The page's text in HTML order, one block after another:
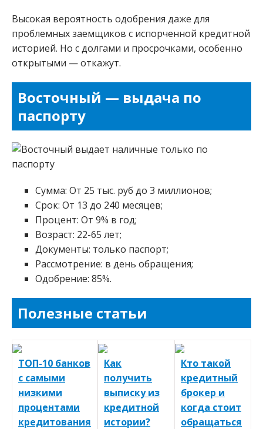
Высокая вероятность одобрения даже для
проблемных заемщиков с испорченной кредитной
историей. Но с долгами и просрочками, особенно
открытыми — откажут.
Восточный — выдача по
паспорту
Сумма: От 25 тыс. руб до 3 миллионов;
Срок: От 13 до 240 месяцев;
Процент: От 9% в год;
Возраст: 22-65 лет;
Документы: только паспорт;
Рассмотрение: в день обращения;
Одобрение: 85%.
Полезные статьи
ТОП-10 банков
с самыми
низкими
процентами
кредитования
Как
получить
выписку из
кредитной
истории?
Кто такой
кредитный
брокер и
когда стоит
обращаться